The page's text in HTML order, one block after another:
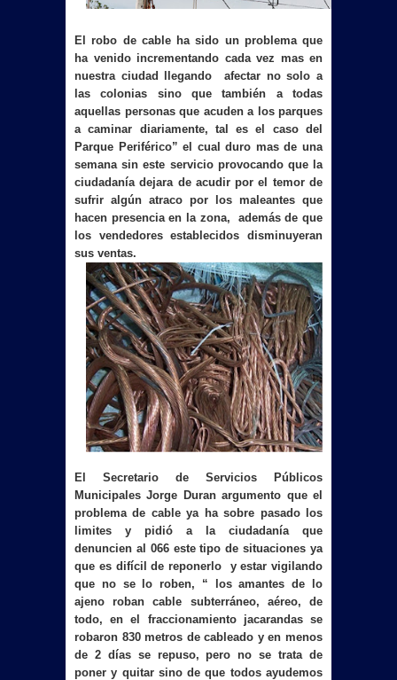
El robo de cable ha sido un problema que
ha venido incrementando cada vez mas en
nuestra ciudad llegando afectar no solo a
las colonias sino que tam bién a todas
aquellas personas que acuden a los parques
a caminar diariamente, tal es el caso del
Parque Periférico” el cual duro mas de una
semana sin este servicio provocando que la
ciudadanía dejara de acudir por el temor de
sufrir algún atraco por los maleantes que
hacen presencia en la zona, además de que
los vendedores establecidos disminuyeran
sus ventas.
El Secretario de Servicios Públicos
Municipales Jorge Duran argumento que el
problema de cable ya ha sobre pasado los
limites y pidió a la ciudadanía que
denuncien al 066 este tipo de situaciones ya
que es difícil de reponerlo y estar vigilando
que no se lo roben, “ los amantes de lo
ajeno roban cable subterráneo, aéreo, de
todo, en el fraccionamiento jacarandas se
robaron 830 metros de cableado y en menos
de 2 días se repuso, pero no se trata de
poner y quitar sino de que todos ayudemos